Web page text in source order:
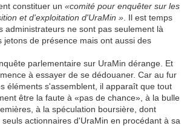
constituer un «comité pour enquêter sur les
et d'exploitation d'UraMin » . Il est temps
administrateurs ne sont pas seulement là
jetons de présence mais ont aussi des
parlementaire sur UraMin dérange. Et
à essayer de se dédouaner. Car au fur
éléments s'assemblent, il apparaît que tout
être la faute à «pas de chance», à la bulle
à la spéculation boursière, dont
actionnaires d'UraMin en procédant à sa